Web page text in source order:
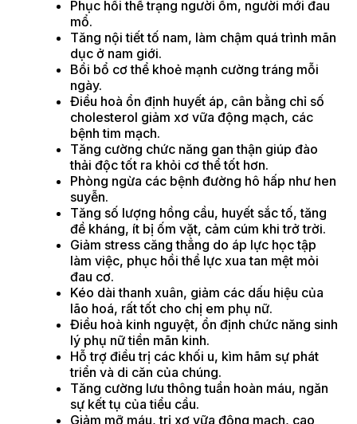
Phục hồi thể trạng người ốm, người mới đau
mổ.
Tăng nội tiết tố nam, làm chậm quá trình mãn
dục ở nam giới.
Bồi bổ cơ thể khoẻ mạnh cường tráng mỗi
ngày.
Điều hoà ổn định huyết áp, cân bằng chỉ số
cholesterol giảm xơ vữa động mạch, các
bệnh tim mạch.
Tăng cường chức năng gan thận giúp đào
thải độc tốt ra khỏi cơ thể tốt hơn.
Phòng ngừa các bệnh đường hô hấp như hen
suyễn.
Tăng số lượng hồng cầu, huyết sắc tố, tăng
đề kháng, ít bị ốm vặt, cảm cúm khi trở trời.
Giảm stress căng thẳng do áp lực học tập
làm việc, phục hồi thể lực xua tan mệt mỏi
đau cơ.
Kéo dài thanh xuân, giảm các dấu hiệu của
lão hoá, rất tốt cho chị em phụ nữ.
Điều hoà kinh nguyệt, ổn định chức năng sinh
lý phụ nữ tiền mãn kinh.
Hỗ trợ điều trị các khối u, kìm hãm sự phát
triển và di căn của chúng.
Tăng cường lưu thông tuần hoàn máu, ngăn
sự kết tụ của tiểu cầu.
Giảm mỡ máu, trị xơ vữa động mạch, cao